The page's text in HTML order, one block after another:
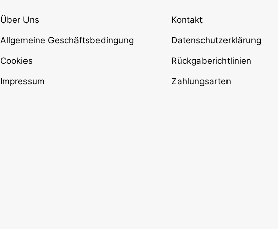
Über Uns
Allgemeine Geschäftsbedingung
Cookies
Impressum
Kontakt
Datenschutzerklärung
Rückgaberichtlinien
Zahlungsarten